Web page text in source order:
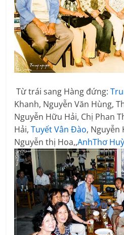
​ Từ trái sang Hàng đứng:
Khanh, Nguyễn Văn Hùng,
Nguyễn Hữu Hải, Chị Phan
Hải,Tuyết Vân Đào, Nguyễn
Nguyễn thị Hoa,,AnhThơ